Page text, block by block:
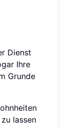
Dienst
Ihre
Grunde
lassen